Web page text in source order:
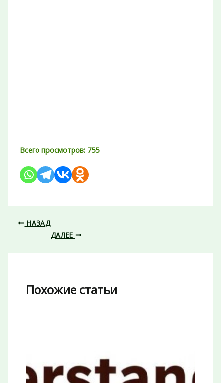
Всего просмотров: 755
НАЗАД
ДАЛЕЕ
Похожие статьи